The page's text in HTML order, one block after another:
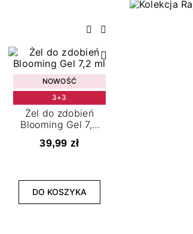
Poprzedni
Następny
NOWOŚĆ
3+3
Żel do zdobień
Blooming Gel 7,2
ml
39,99 zł
DO KOSZYKA